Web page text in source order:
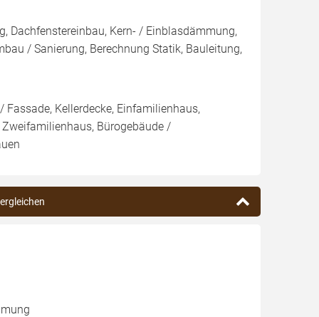
Dachfenstereinbau, Kern- / Einblasdämmung,
/ Sanierung, Berechnung Statik, Bauleitung,
Kellerdecke, Einfamilienhaus,
Bürogebäude /